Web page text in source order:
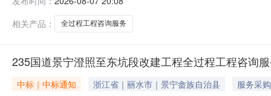
区呼玛县呼玛镇内三个社区破损巷道改造项目全过程工
呼玛县呼玛镇内三个社区
相关产品：
全过程工程咨询服务
235国道景宁澄照至东坑段改建工程全过程工程咨询
中标｜中标通知 浙江省｜丽水市｜景宁畲族自治县
服务采购